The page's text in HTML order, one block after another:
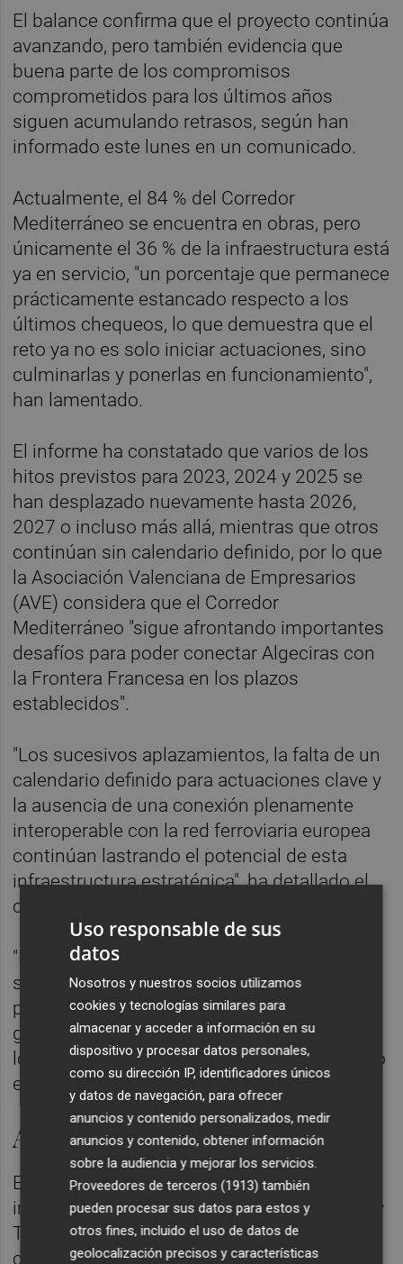
El balance confirma que el proyecto continúa
avanzando, pero también evidencia que
buena parte de los compromisos
comprometidos para los últimos años
siguen acumulando retrasos, según han
informado este lunes en un comunicado.
Actualmente, el 84 % del Corredor
Mediterráneo se encuentra en obras, pero
únicamente el 36 % de la infraestructura está
ya en servicio, "un porcentaje que permanece
prácticamente estancado respecto a los
últimos chequeos, lo que demuestra que el
reto ya no es solo iniciar actuaciones, sino
culminarlas y ponerlas en funcionamiento",
han lamentado.
El informe ha constatado que varios de los
hitos previstos para 2023, 2024 y 2025 se
han desplazado nuevamente hasta 2026,
2027 o incluso más allá, mientras que otros
continúan sin calendario definido, por lo que
la Asociación Valenciana de Empresarios
(AVE) considera que el Corredor
Mediterráneo "sigue afrontando importantes
desafíos para poder conectar Algeciras con
la Frontera Francesa en los plazos
establecidos".
"Los sucesivos aplazamientos, la falta de un
calendario definido para actuaciones clave y
la ausencia de una conexión plenamente
interoperable con la red ferroviaria europea
continúan lastrando el potencial de esta
infraestructura estratégica", ha detallado el
comunicado.
"No podemos resignarnos a que los plazos
sigan alargándose. Cada retraso supone
perder oportunidades para atraer inversión,
generar empleo y reforzar la competitividad
logística del arco mediterráneo", ha señalado
el presidente de AVE, Vicente Boluda.
Algunos plazos del Corredor
En Cataluña prosiguen los trabajos para
implantar el tercer carril entre Castellbisbal y
Tarragona sobre la infraestructura existente,
con previsión de culminarse entre 2026 y
Uso responsable de sus
datos
Nosotros y nuestros socios utilizamos
cookies y tecnologías similares para
almacenar y acceder a información en su
dispositivo y procesar datos personales,
como su dirección IP, identificadores únicos
y datos de navegación, para ofrecer
anuncios y contenido personalizados, medir
anuncios y contenido, obtener información
sobre la audiencia y mejorar los servicios.
Proveedores de terceros (1913) también
pueden procesar sus datos para estos y
otros fines, incluido el uso de datos de
geolocalización precisos y características